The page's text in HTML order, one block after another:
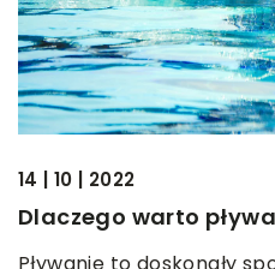
14 | 10 | 2022
Dlaczego warto
Pływanie to doskonały